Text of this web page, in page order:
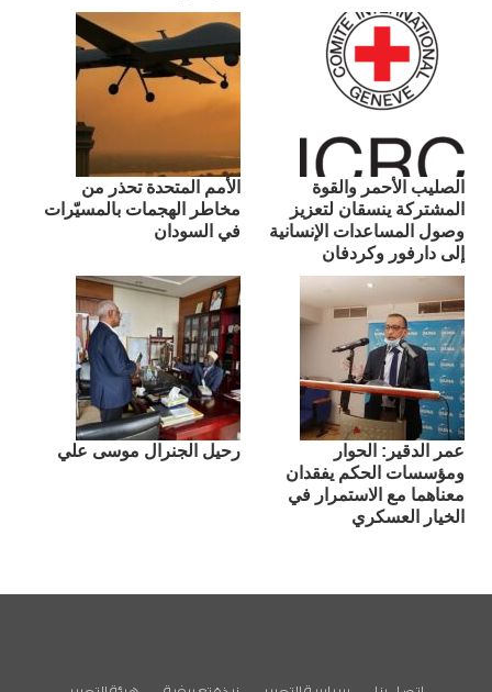
الصليب الأحمر والقوة
المشتركة ينسقان لتعزيز
وصول المساعدات الإنسانية
إلى دارفور وكردفان
الأمم المتحدة تحذر من
مخاطر الهجمات بالمسيّرات
في السودان
عمر الدقير: الحوار
ومؤسسات الحكم يفقدان
معناهما مع الاستمرار في
الخيار العسكري
رحيل الجنرال موسى علي